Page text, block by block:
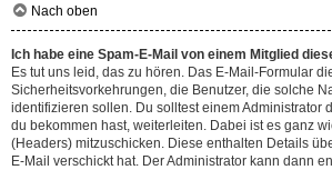
Nach oben
Ich habe eine Spam-E-Mail von einem Mitglied
Es tut uns leid, das zu hören. Das E-Mail-Formular
Sicherheitsvorkehrungen, die Benutzer, die solche
identifizieren sollen. Du solltest einem Administrator
du bekommen hast, weiterleiten. Dabei ist es ganz
(Headers) mitzuschicken. Diese enthalten Details
E-Mail verschickt hat. Der Administrator kann dann